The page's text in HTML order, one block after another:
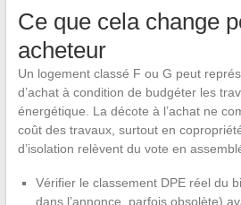
Ce que cela change
acheteur
Un logement classé F ou G peut
d’achat à condition de budgéter les
énergétique. La décote à l’achat ne
coût des travaux, surtout en
d’isolation relèvent du vote en
Vérifier le classement DPE réel du
dans l’annonce, parfois obsolète)